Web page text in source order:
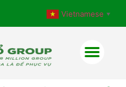
Vietnamese ▼